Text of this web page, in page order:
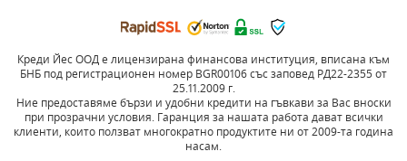
Креди Йес ООД е лицензирана финансова институция, вписана към
БНБ под регистрационен номер BGR00106 със заповед РД22-2355 от
25.11.2009 г.
Ние предоставяме бързи и удобни кредити на гъвкави за Вас вноски
при прозрачни условия. Гаранция за нашата работа дават всички
клиенти, които ползват многократно продуктите ни от 2009-та година
насам.